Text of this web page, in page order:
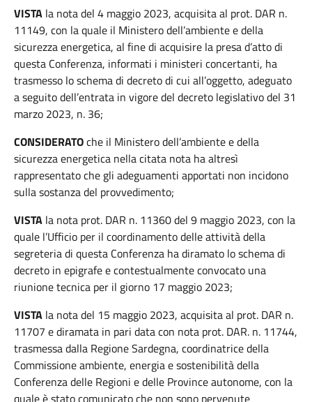
VISTA la nota del 4 maggio 2023, acquisita al prot. DAR n.
11149, con la quale il Ministero dell’ambiente e della
sicurezza energetica, al fine di acquisire la presa d’atto di
questa Conferenza, informati i ministeri concertanti, ha
trasmesso lo schema di decreto di cui all’oggetto, adeguato
a seguito dell’entrata in vigore del decreto legislativo del 31
marzo 2023, n. 36;
CONSIDERATOche il Ministero dell’ambiente e della
sicurezza energetica nella citata nota ha altresì
rappresentato che gli adeguamenti apportati non incidono
sulla sostanza del provvedimento;
VISTA la nota prot. DAR n. 11360 del 9 maggio 2023, con la
quale l’Ufficio per il coordinamento delle attività della
segreteria di questa Conferenza ha diramato lo schema di
decreto in epigrafe e contestualmente convocato una
riunione tecnica per il giorno 17 maggio 2023;
VISTA la nota del 15 maggio 2023, acquisita al prot. DAR n.
11707 e diramata in pari data con nota prot. DAR. n. 11744,
trasmessa dalla Regione Sardegna, coordinatrice della
Commissione ambiente, energia e sostenibilità della
Conferenza delle Regioni e delle Province autonome, con la
quale è stato comunicato che non sono pervenute